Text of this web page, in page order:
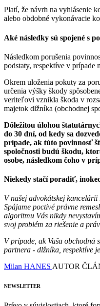
Platí, že návrh na vyhlásenie
alebo obdobné vykonávacie
Aké následky sú spojené s
Následkom porušenia
podstaty, respektíve v
Okrem uloženia pokuty za
určenia výšky škody
veriteľovi vznikla škoda v
majetok dlžníka (obchodnej
Dôležitou úlohou
do 30 dní, od kedy sa
prípade, ak túto povinnosť
spoločnosti budú škodu,
osobe, následkom čoho v
Niekedy stačí poradiť,
V našej advokátskej
Spájame poctivé právne
algoritmu Vás nikdy
svoj problém za riešenie a
V prípade, ak Vaša obchodná
partnera - dlžníka, respektíve
Milan HANES AUTOR
NEWSLETTER